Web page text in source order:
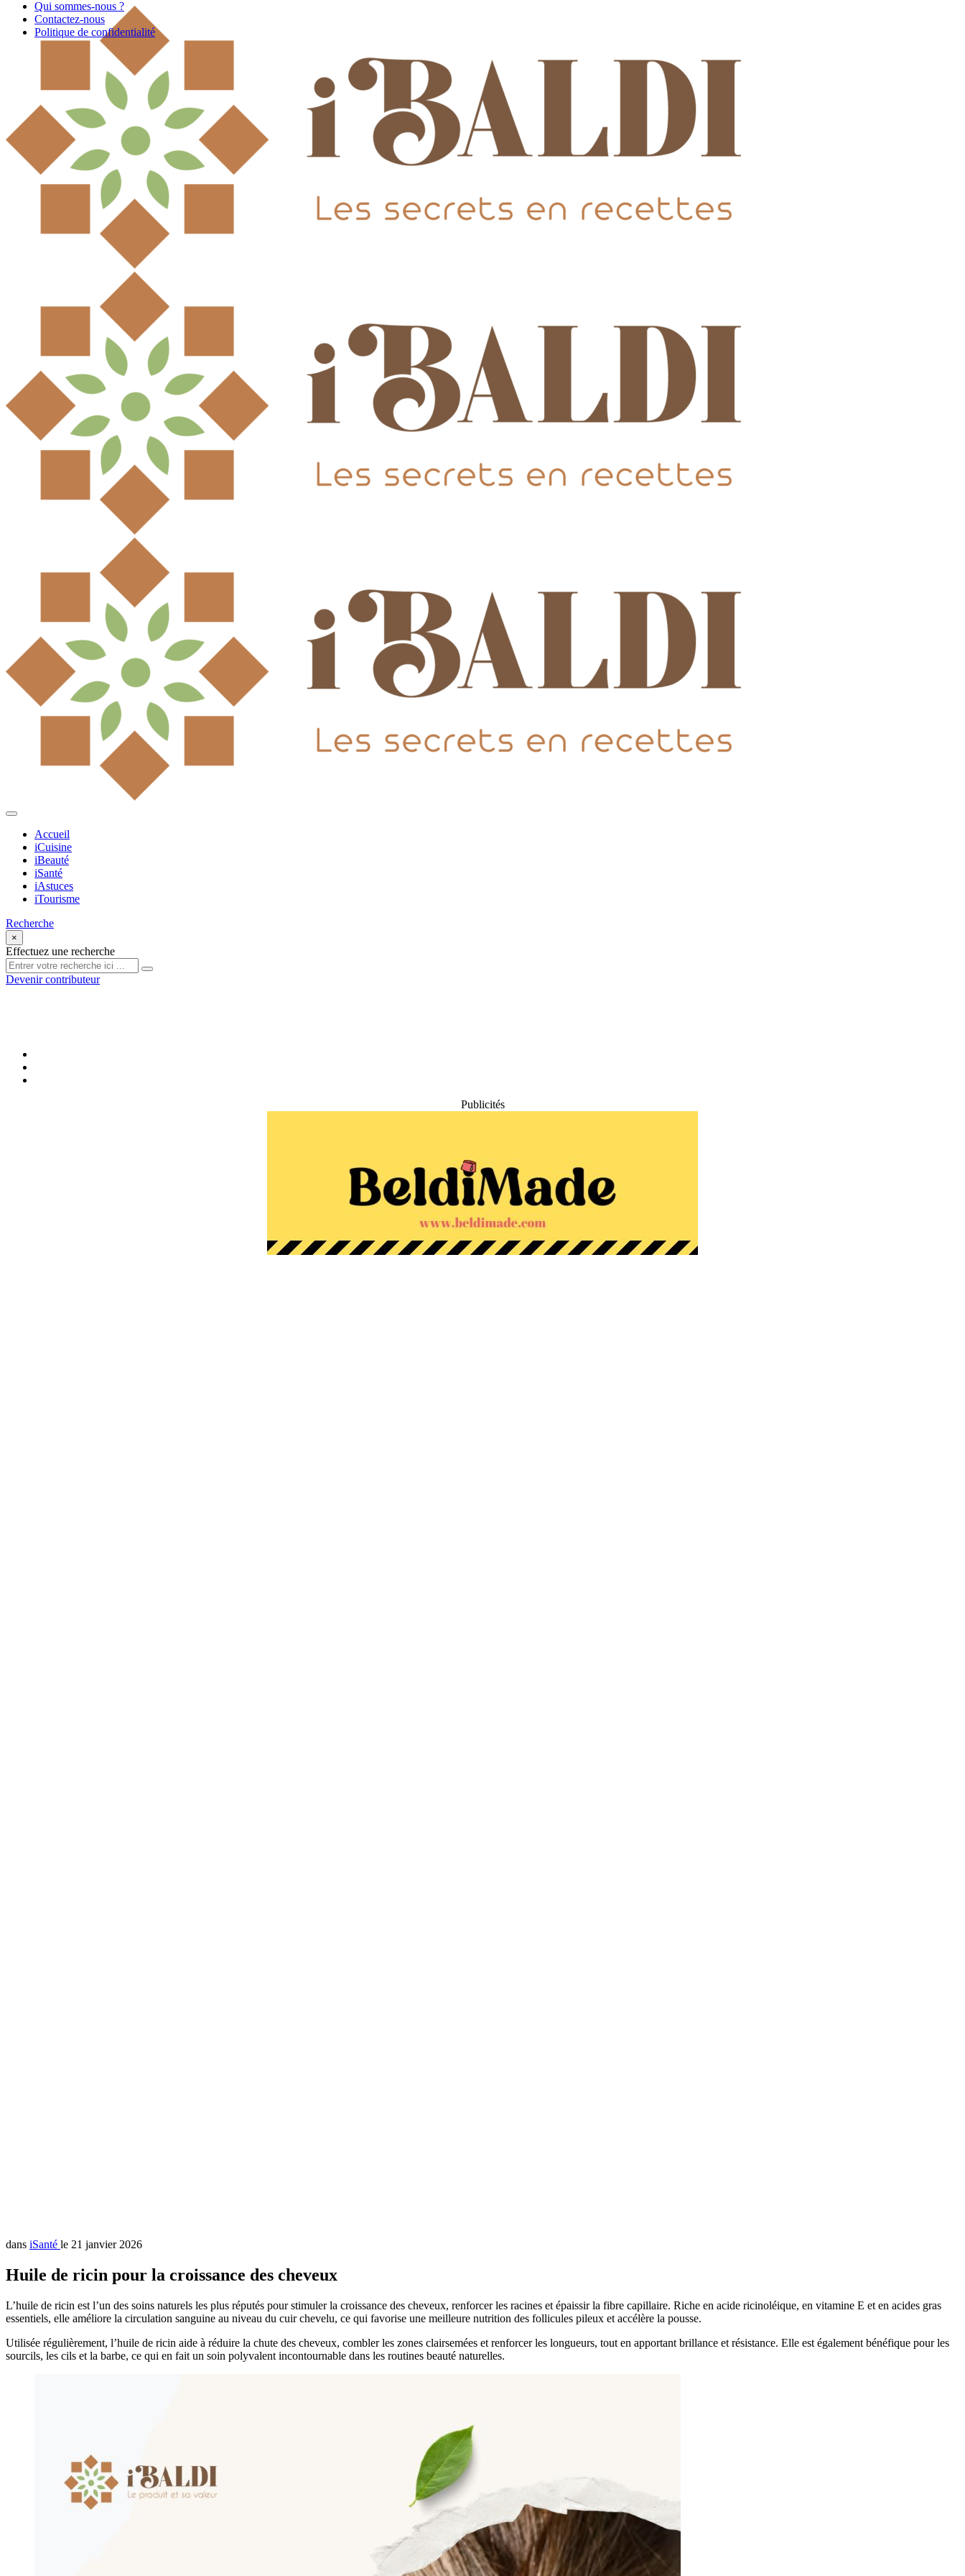
Accueil
iCuisine
iBeauté
iSanté
iAstuces
iTourisme
Recherche
×
Effectuez une recherche
Devenir contributeur
Qui sommes-nous ?
Contactez-nous
Politique de confidentialité
Publicités
dans iSanté le 21 janvier 2026
Huile de ricin pour la croissance des cheveux
L’huile de ricin est l’un des soins naturels les plus réputés pour stimuler la croissance des cheveux, renforcer les racines et épaissir la fibre capillaire. Riche en acide ricinoléique, en vitamine E et en acides gras
essentiels, elle améliore la circulation sanguine au niveau du cuir chevelu, ce qui favorise une meilleure nutrition des follicules pileux et accélère la pousse.
Utilisée régulièrement, l’huile de ricin aide à réduire la chute des cheveux, combler les zones clairsemées et renforcer les longueurs, tout en apportant brillance et résistance. Elle est également bénéfique pour les
sourcils, les cils et la barbe, ce qui en fait un soin polyvalent incontournable dans les routines beauté naturelles.